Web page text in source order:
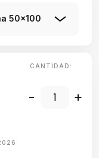
50x100
CANTIDAD:
- +